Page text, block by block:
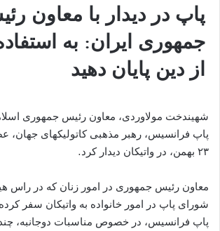
پاپ در دیدار با معاون
جمهوری ایران: به
از دین پایان دهید
شهیندخت مولاوردی، معاون رئیس جمهوری
پاپ فرانسیس، رهبر مذهبی کاتولیکهای جهان،
٢۳ بهمن، در واتیکان دیدار کرد.
معاون رئیس جمهوری در امور زنان که در راس
شورای پاپ در امور خانواده به واتیکان سفر
پاپ فرانسیس، در خصوص مناسبات دوجانبه،